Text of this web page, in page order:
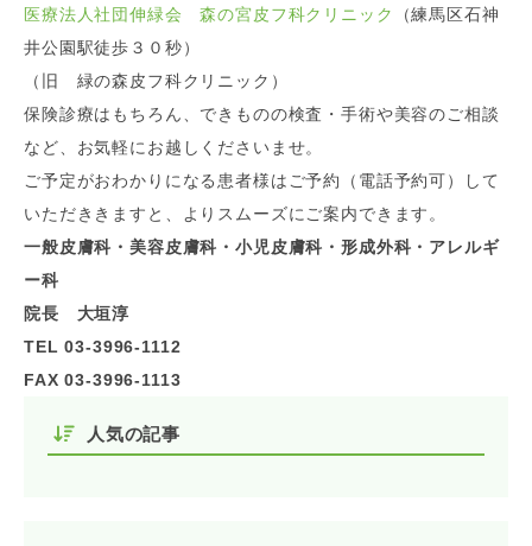
医療法人社団伸緑会 森の宮皮フ科クリニック
（練馬区石神
井公園駅徒歩３０秒）
（旧 緑の森皮フ科クリニック）
保険診療はもちろん、できものの検査・手術や美容のご相談
など、お気軽にお越しくださいませ。
ご予定がおわかりになる患者様はご予約（電話予約可）して
いただききますと、よりスムーズにご案内できます。
一般皮膚科・美容皮膚科・小児皮膚科・形成外科・アレルギ
ー科
院長 大垣淳
TEL 03-3996-1112
FAX 03-3996-1113
人気の記事